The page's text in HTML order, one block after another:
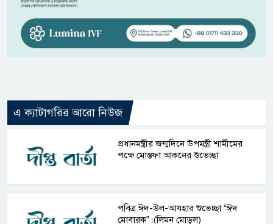
এ ক্যাটাগরির আরো নিউজ
প্রধানমন্ত্রীর জন্মদিনে উপমন্ত্রী শামীমের
পক্ষে মোস্তফা আকনের শুভেচ্ছা
পবিত্র ঈদ-উল-আযহার শুভেচ্ছা “ঈদ
মোবারক”।(লিমন মোড়ল)